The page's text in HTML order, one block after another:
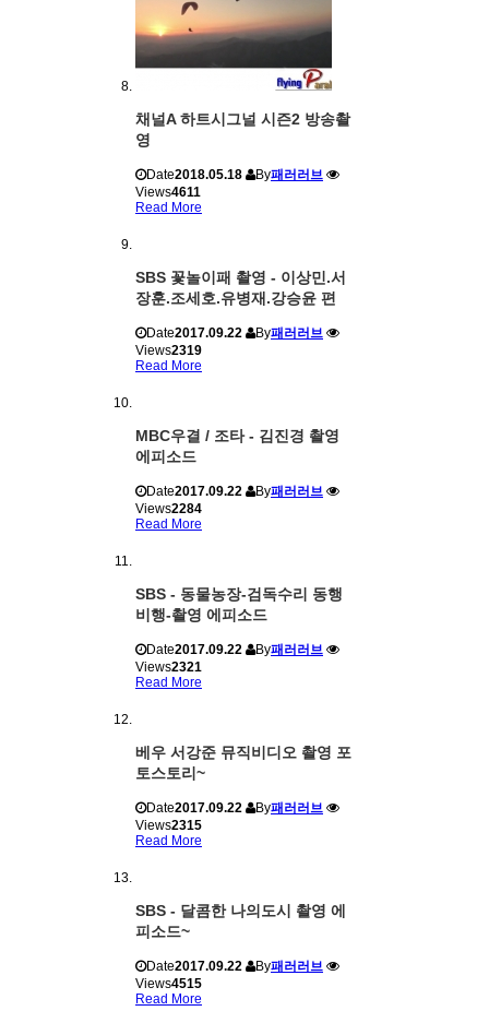
채널A 하트시그널 시즌2 방송촬
영
Date2018.05.18 By패러러브
Views4611
Read More
SBS 꽃놀이패 촬영 - 이상민.서
장훈.조세호.유병재.강승윤 편
Date2017.09.22 By패러러브
Views2319
Read More
MBC우결 / 조타 - 김진경 촬영
에피소드
Date2017.09.22 By패러러브
Views2284
Read More
SBS - 동물농장-검독수리 동행
비행-촬영 에피소드
Date2017.09.22 By패러러브
Views2321
Read More
베우 서강준 뮤직비디오 촬영 포
토스토리~
Date2017.09.22 By패러러브
Views2315
Read More
SBS - 달콤한 나의도시 촬영 에
피소드~
Date2017.09.22 By패러러브
Views4515
Read More